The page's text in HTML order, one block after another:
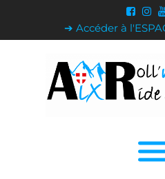
➔ Accéder à